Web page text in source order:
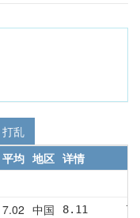
打乱
平均 地区 详情
7.02 中国 8.11